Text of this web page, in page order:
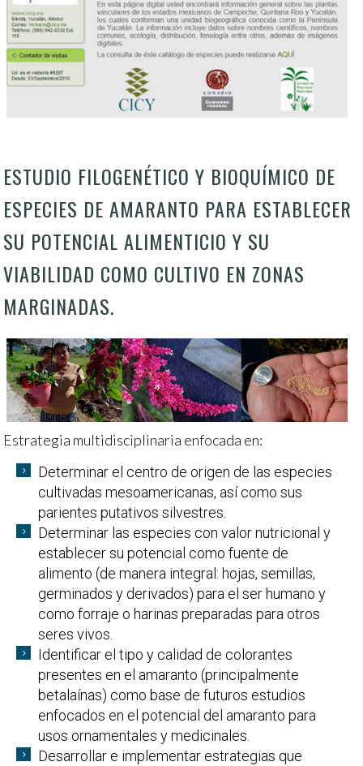
ESTUDIO FILOGENÉTICO Y BIOQUÍMICO DE
ESPECIES DE AMARANTO PARA ESTABLECER
SU POTENCIAL ALIMENTICIO Y SU
VIABILIDAD COMO CULTIVO EN ZONAS
MARGINADAS.
Estrategia multidisciplinaria enfocada en:
Determinar el centro de origen de las especies
cultivadas mesoamericanas, así como sus
parientes putativos silvestres.
Determinar las especies con valor nutricional y
establecer su potencial como fuente de
alimento (de manera integral: hojas, semillas,
germinados y derivados) para el ser humano y
como forraje o harinas preparadas para otros
seres vivos.
Identificar el tipo y calidad de colorantes
presentes en el amaranto (principalmente
betalaínas) como base de futuros estudios
enfocados en el potencial del amaranto para
usos ornamentales y medicinales.
Desarrollar e implementar estrategias que